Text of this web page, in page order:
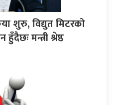
शुरु, विद्युत मिटरको
मन्त्री श्रेष्ठ